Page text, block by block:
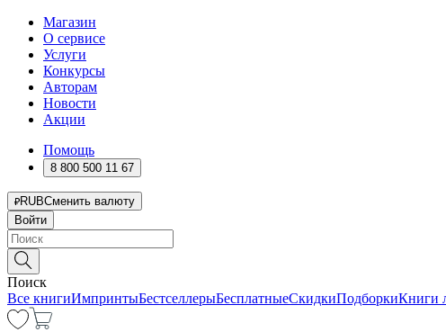
Магазин
О сервисе
Услуги
Конкурсы
Авторам
Новости
Акции
Помощь
8 800 500 11 67
RUBСменить валюту
Войти
Поиск
Все книгиИмпринтыБестселлерыБесплатныеСкидкиПодборкиКниги